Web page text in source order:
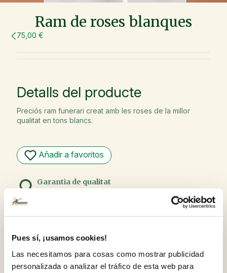
Pues sí, ¡usamos cookies!
Las necesitamos para cosas como mostrar publicidad
personalizada o analizar el tráfico de esta web para
Ram de roses blanques
75,00 €
Detalls del producte
Preciós ram funerari creat amb les roses de la millor
qualitat en tons blancs.
Añadir a favoritos
Garantia de qualitat
productes de la més alta qualitat. El nostre compromís
amb l'excel·lència es reflecteix a cada flor i planta,
Compra en línia i tria la botiga per recollir la
comanda quan et vagi bé.